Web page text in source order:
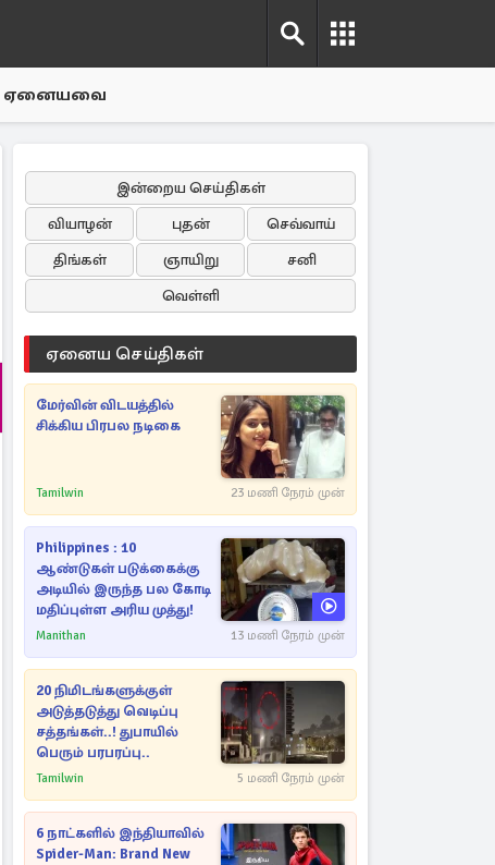
ஏனையவை
இன்றைய செய்திகள்
வியாழன்
புதன்
செவ்வாய்
திங்கள்
ஞாயிறு
சனி
வெள்ளி
ஏனைய செய்திகள்
மேர்வின் விடயத்தில்
சிக்கிய பிரபல நடிகை
Tamilwin 23 மணி நேரம் முன்
Philippines : 10
ஆண்டுகள் படுக்கைக்கு
அடியில் இருந்த பல கோடி
மதிப்புள்ள அரிய முத்து!
Manithan 13 மணி நேரம் முன்
20 நிமிடங்களுக்குள்
அடுத்தடுத்து வெடிப்பு
சத்தங்கள்..! துபாயில்
பெரும் பரபரப்பு..
Tamilwin 5 மணி நேரம் முன்
6 நாட்களில் இந்தியாவில்
Spider-Man: Brand New